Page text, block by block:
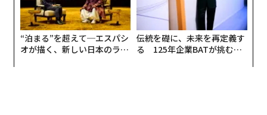
“泊まる”を超えて─エスパシ
オが描く、新しい日本のラグ
伝統を礎に、未来を再定義す
る 125年企業BATが挑むス